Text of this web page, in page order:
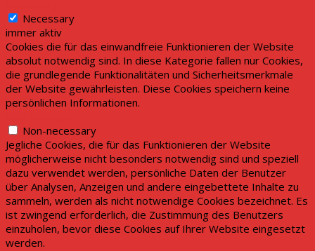
Necessary
immer aktiv
Cookies die für das einwandfreie Funktionieren der Website
absolut notwendig sind. In diese Kategorie fallen nur Cookies,
die grundlegende Funktionalitäten und Sicherheitsmerkmale
der Website gewährleisten. Diese Cookies speichern keine
persönlichen Informationen.
Non-necessary
Jegliche Cookies, die für das Funktionieren der Website
möglicherweise nicht besonders notwendig sind und speziell
dazu verwendet werden, persönliche Daten der Benutzer
über Analysen, Anzeigen und andere eingebettete Inhalte zu
sammeln, werden als nicht notwendige Cookies bezeichnet. Es
ist zwingend erforderlich, die Zustimmung des Benutzers
einzuholen, bevor diese Cookies auf Ihrer Website eingesetzt
werden.